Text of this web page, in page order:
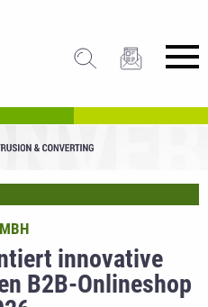
innovative
B2B-Onlineshop